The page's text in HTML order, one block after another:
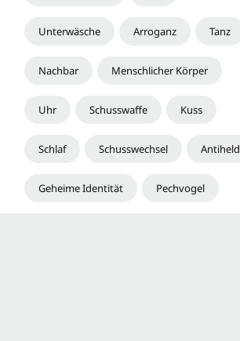
Unterwäsche Arroganz Tanz
Nachbar Menschlicher Körper
Uhr Schusswaffe Kuss
Schlaf Schusswechsel Antiheld
Geheime Identität Pechvogel